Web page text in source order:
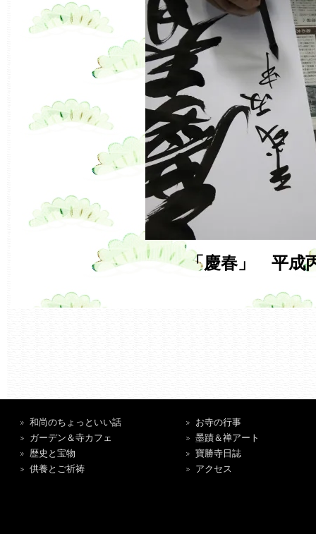
「慶春」 平成
和尚のちょっといい話
ガーデン＆寺カフェ
歴史と宝物
供養とご祈祷
お寺の行事
墨蹟＆禅アート
寶勝寺日誌
アクセス